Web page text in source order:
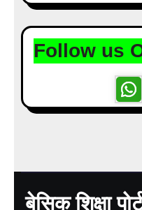
Follow us
बेसिक शिक्षा